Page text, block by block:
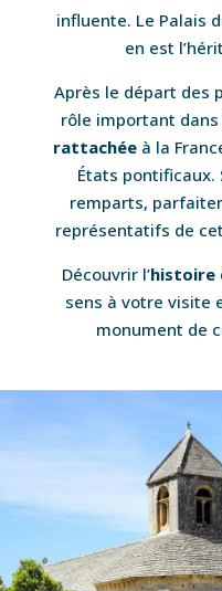
influente. Le Palais
en est
Après le départ des
rôle important dans
rattachéeà la
États pontificaux.
remparts,
représentatifs de
Découvrir l’histoire
sens à votre visite
monument de